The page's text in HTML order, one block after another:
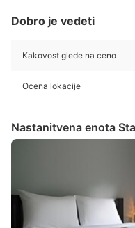
Dobro je vedeti
Kakovost glede na ceno
Ocena lokacije
Nastanitvena enota